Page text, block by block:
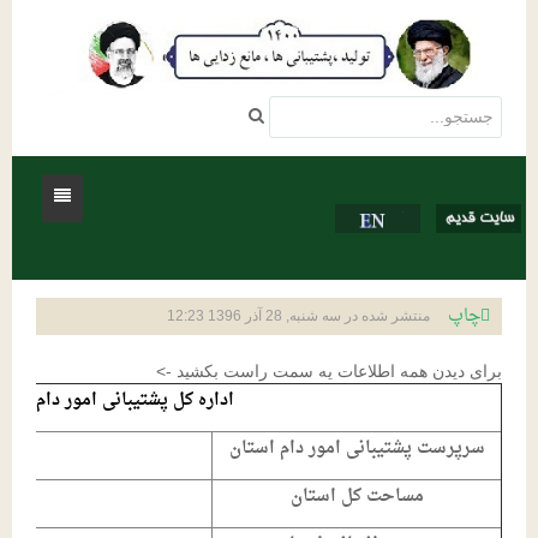
خانه
اساسنامه شرکت
نمایندگی استانها
تشکیلات صنفی و صنایع جنبی
تشکیلات صنفی
دستورالعمل ها و استاندارها
مناقصات و مزایدات
مناقصات
منتشر شده در سه شنبه, 28 آذر 1396 12:23 چاپ
برای دیدن همه اطلاعات یه سمت راست بکشید ->
اداره کل پشتیبانی امور دام
سرپرست پشتیبانی امور دام استان
مساحت کل استان